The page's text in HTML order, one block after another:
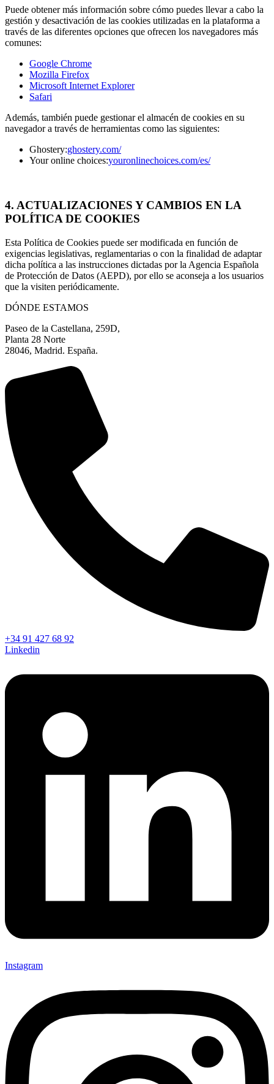
Puede obtener más información sobre cómo puedes llevar a cabo la
gestión y desactivación de las cookies utilizadas en la plataforma a
través de las diferentes opciones que ofrecen los navegadores más
comunes:
Google Chrome
Mozilla Firefox
Microsoft Internet Explorer
Safari
Además, también puede gestionar el almacén de cookies en su
navegador a través de herramientas como las siguientes:
Ghostery:ghostery.com/
Your online choices:youronlinechoices.com/es/
4. ACTUALIZACIONES Y CAMBIOS EN LA
POLÍTICA DE COOKIES
Esta Política de Cookies puede ser modificada en función de
exigencias legislativas, reglamentarias o con la finalidad de adaptar
dicha política a las instrucciones dictadas por la Agencia Española
de Protección de Datos (AEPD), por ello se aconseja a los usuarios
que la visiten periódicamente.
DÓNDE ESTAMOS
Paseo de la Castellana, 259D,
Planta 28 Norte
28046, Madrid. España.
+34 91 427 68 92
Linkedin
Instagram